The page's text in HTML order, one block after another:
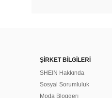
ŞİRKET BİLGİLERİ
SHEIN Hakkında
Sosyal Sorumluluk
Moda Bloggerı